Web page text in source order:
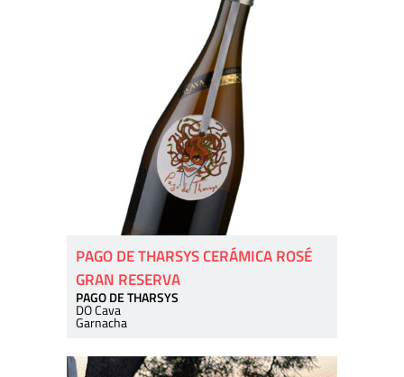
PAGO DE THARSYS CERÁMICA ROSÉ
GRAN RESERVA
PAGO DE THARSYS
DO Cava
Garnacha